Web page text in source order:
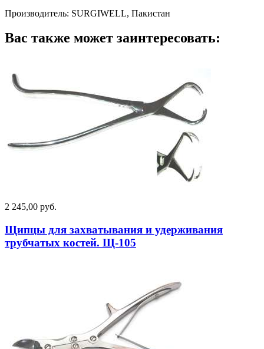
Производитель: SURGIWELL, Пакистан
Вас также может заинтересовать:
2 245,00 руб.
Щипцы для захватывания и удерживания
трубчатых костей. Щ-105